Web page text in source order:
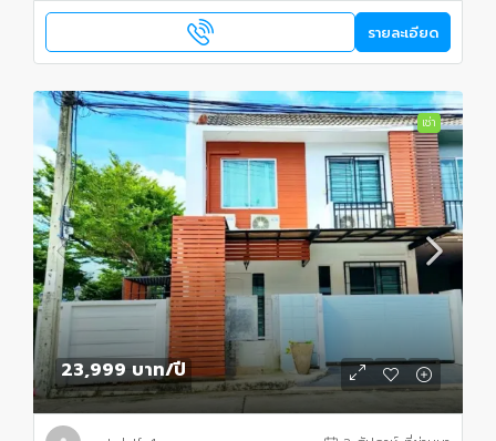
รายละเอียด
เช่า
23,999 บาท/ปี